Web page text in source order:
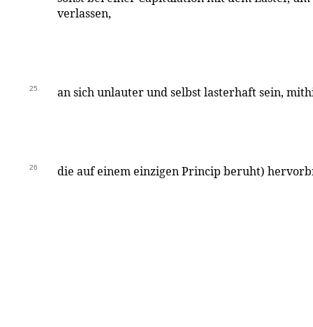
verlassen,
25 an sich unlauter und selbst lasterhaft sein,
26 die auf einem einzigen Princip beruht)